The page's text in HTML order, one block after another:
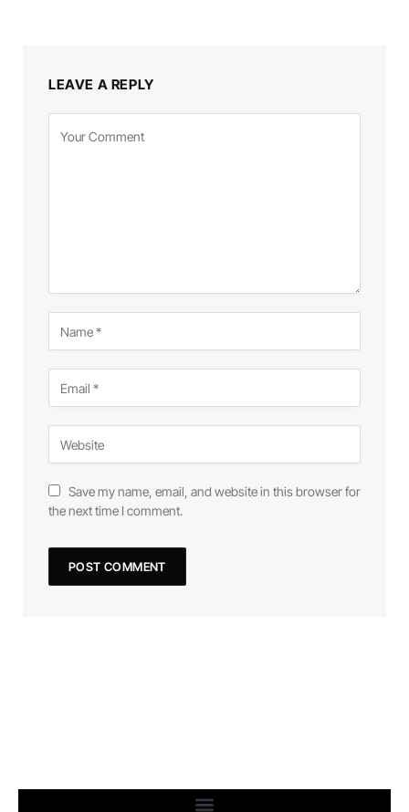
LEAVE A REPLY
Save my name, email, and website in this browser for
the next time I comment.